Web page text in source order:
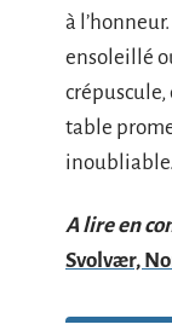
à
ensoleillé
crépuscule,
table
inoubliable.
A lire en
Svolvær,